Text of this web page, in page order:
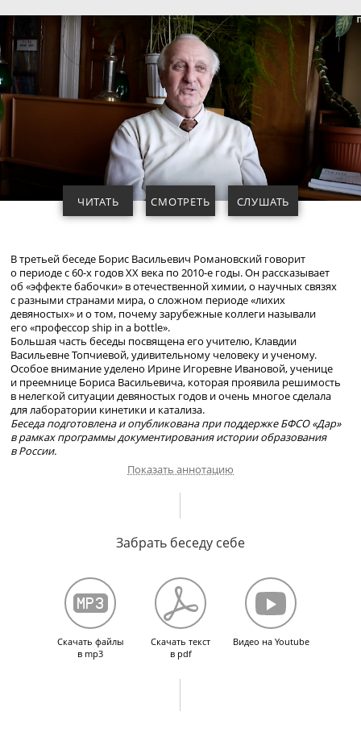
ЧИТАТЬ СМОТРЕТЬ СЛУШАТЬ
В третьей беседе Борис Васильевич Романовский говорит
о периоде с60-хгодов ХХ века по 2010-егоды. Он рассказывает
об «эффекте бабочки» в отечественной химии, о научных связях
с разными странами мира, о сложном периоде «лихих
девяностых» и о том, почему зарубежные коллеги называли
его «профессор ship in a bottle».
Большая часть беседы посвящена его учителю, Клавдии
Васильевне Топчиевой, удивительному человеку и ученому.
Особое внимание уделено Ирине Игоревне Ивановой, ученице
и преемнице Бориса Васильевича, которая проявила решимость
в нелегкой ситуации девяностых годов и очень многое сделала
для лаборатории кинетики и катализа.
Беседа подготовлена и опубликована при поддержке БФСО «Дар»
в рамках программы документирования истории образования
в России.
в химии; как М. М. Дубинин привез из США
отечественного синтеза цеолитов: первые
попытки и открытия.
Как был изобретен химический «ship in a bottle»,
прославивший Бориса Романовского в мировой
Клавдия Васильевна Топчиева,
Показать аннотацию
Забрать беседу себе
Скачать файлы
в mp3
Скачать текст
в pdf
Видео на Youtube